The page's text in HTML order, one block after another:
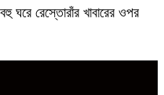
ঘরে রেস্তোরাঁর খাবারের ওপর